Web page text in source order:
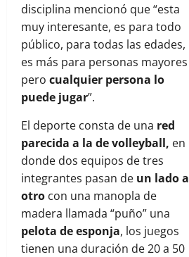
disciplina mencionó que “esta
muy interesante, es para todo
público, para todas las edades,
es más para personas mayores
pero cualquier persona lo
puede jugar”.
El deporte consta de una red
parecida a la de volleyball, en
donde dos equipos de tres
integrantes pasan de un lado a
otro con una manopla de
madera llamada “puño” una
pelota de esponja, los juegos
tienen una duración de 20 a 50